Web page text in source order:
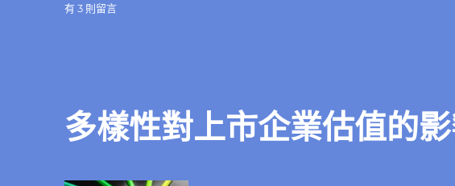
在
麼？
應
有 3 則留言
多樣性對上市企業估值的